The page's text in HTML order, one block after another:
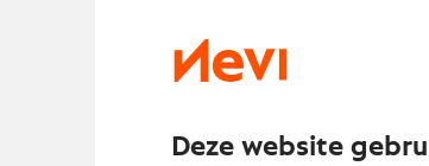
Deze website